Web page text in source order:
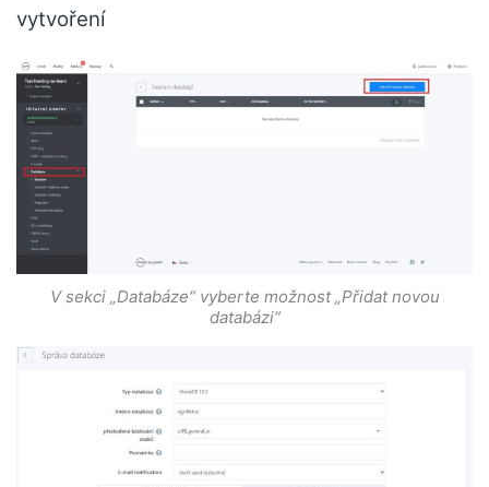
vytvoření
V sekci „Databáze“ vyberte možnost „Přidat novou
databázi“